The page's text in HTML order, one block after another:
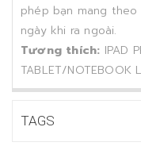
phép bạn mang
ngày khi ra ngoài.
Tương thích: IPAD
TABLET/NOTEBOOK
TAGS